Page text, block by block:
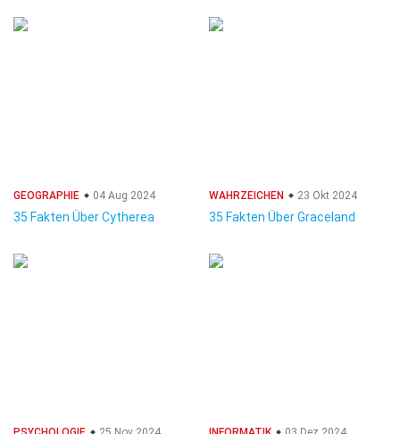
GEOGRAPHIE 04 Aug 2024
35 Fakten Über Cytherea
WAHRZEICHEN 23 Okt 2024
35 Fakten Über Graceland